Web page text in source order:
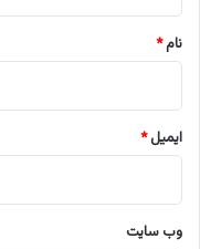
نام*
ایمیل*
وب‌ سایت